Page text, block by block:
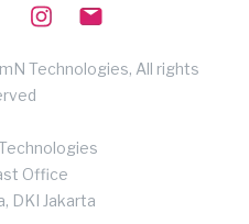
Technologies, All rights
Office
DKI Jakarta